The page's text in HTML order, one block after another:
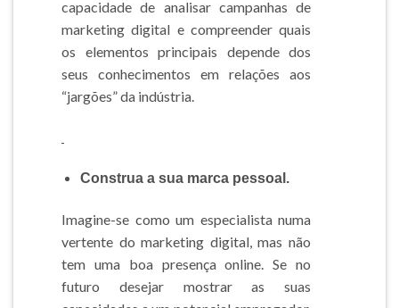
capacidade de analisar campanhas de
marketing digital e compreender quais
os elementos principais depende dos
seus conhecimentos em relações aos
“jargões” da indústria.
Construa a sua marca pessoal.
Imagine-se como um especialista numa
vertente do marketing digital, mas não
tem uma boa presença online. Se no
futuro desejar mostrar as suas